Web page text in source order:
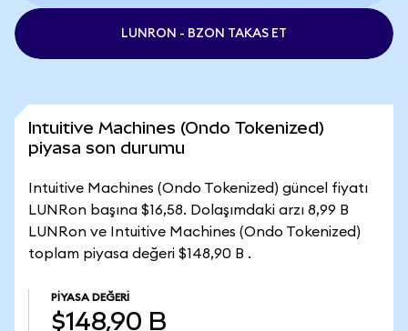
LUNRON - BZON TAKAS ET
Intuitive Machines (Ondo Tokenized)
piyasa son durumu
Intuitive Machines (Ondo Tokenized) güncel fiyatı
LUNRon başına $16,58. Dolaşımdaki arzı 8,99 B
LUNRon ve Intuitive Machines (Ondo Tokenized)
toplam piyasa değeri $148,90 B .
PIYASA DEĞERI
$148,90 B